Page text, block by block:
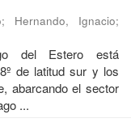
; Hernando, Ignacio;
del Estero está
de latitud sur y los
abarcando el sector
...